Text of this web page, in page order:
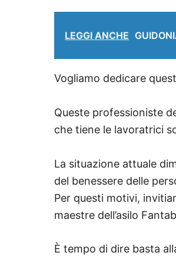
LEGGI ANCHE
Vogliamo dedicare
Queste professioniste
che tiene le lavoratrici
La situazione attuale
del benessere delle
Per questi motivi,
maestre dell’asilo
È tempo di dire basta